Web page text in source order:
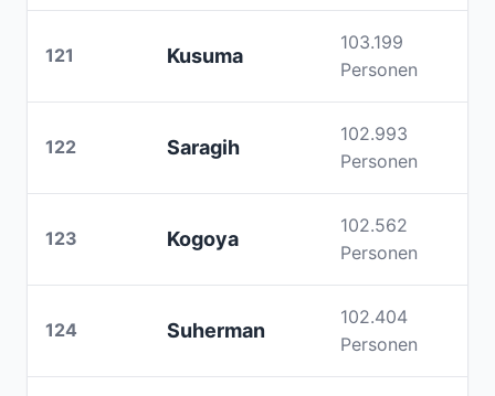
121 Kusuma
103.199
Personen
122 Saragih
102.993
Personen
123 Kogoya
102.562
Personen
124 Suherman
102.404
Personen